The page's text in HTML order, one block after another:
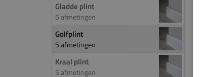
Gladde plint
5 afmetingen
Golfplint
5 afmetingen
Kraal plint
5 afmetingen